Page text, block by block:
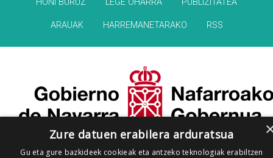
ARAUAK HARREMANETARAKO RSS
Zure datuen erabilera arduratsua
Gu eta gure bazkideek cookieak eta antzeko teknologiak erabiltzen